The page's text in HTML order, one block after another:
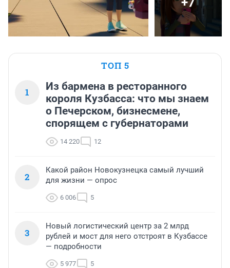
ТОП 5
1
Из бармена в ресторанного
короля Кузбасса: что мы знаем
о Печерском, бизнесмене,
спорящем с губернаторами
14 220 12
2
Какой район Новокузнецка самый лучший
для жизни — опрос
6 006 5
3
Новый логистический центр за 2 млрд
рублей и мост для него отстроят в Кузбассе
— подробности
5 977 5